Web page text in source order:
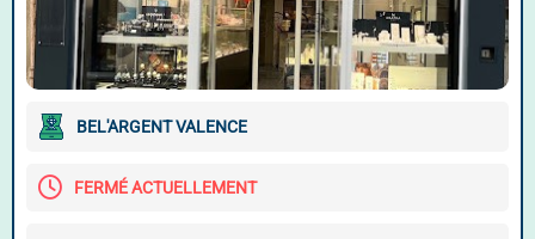
BEL'ARGENT VALENCE
FERMÉ ACTUELLEMENT